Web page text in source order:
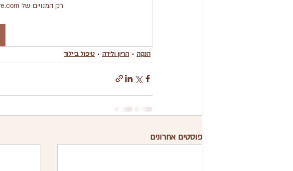
רק המנויים של nursewithlove.com יכולים לקרוא את הפוסט הזה.
הנקה הריון ולידה טיפול ביילוד
פוסטים אחרונים